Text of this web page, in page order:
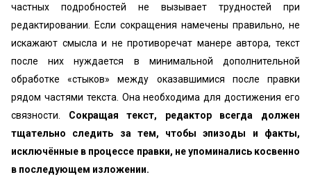
частных подробностей не вызывает трудностей при
редактировании. Если сокращения намечены правильно, не
искажают смысла и не противоречат манере автора, текст
после них нуждается в минимальной дополнительной
обработке «стыков» между оказавшимися после правки
рядом частями текста. Она необходима для достижения его
связности. Сокращая текст, редактор всегда должен
тщательно следить за тем, чтобы эпизоды и факты,
исключённые в процессе правки, не упоминались косвенно
в последующем изложении.